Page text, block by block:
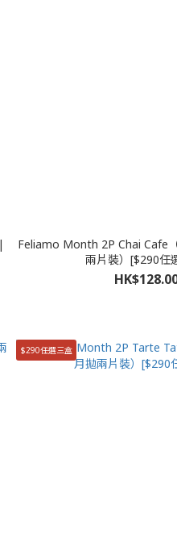
Feliamo Month 2P Chai Cafe
兩片裝）[$290任
$290任選三盒